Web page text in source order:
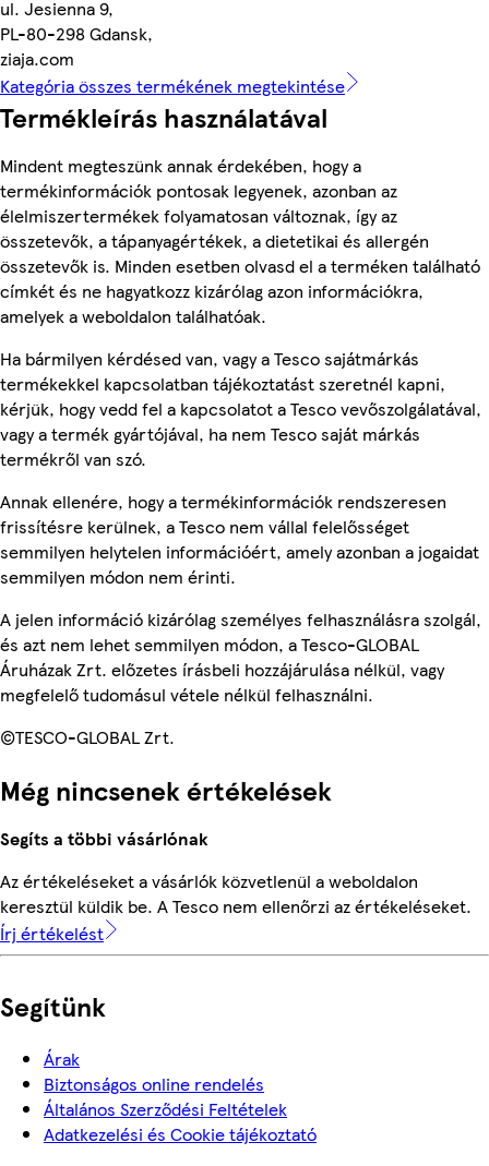
ul. Jesienna 9,
PL-80-298 Gdansk,
ziaja.com
Kategória összes termékének megtekintése
Termékleírás használatával
Mindent megteszünk annak érdekében, hogy a
termékinformációk pontosak legyenek, azonban az
élelmiszertermékek folyamatosan változnak, így az
összetevők, a tápanyagértékek, a dietetikai és allergén
összetevők is. Minden esetben olvasd el a terméken található
címkét és ne hagyatkozz kizárólag azon információkra,
amelyek a weboldalon találhatóak.
Ha bármilyen kérdésed van, vagy a Tesco sajátmárkás
termékekkel kapcsolatban tájékoztatást szeretnél kapni,
kérjük, hogy vedd fel a kapcsolatot a Tesco vevőszolgálatával,
vagy a termék gyártójával, ha nem Tesco saját márkás
termékről van szó.
Annak ellenére, hogy a termékinformációk rendszeresen
frissítésre kerülnek, a Tesco nem vállal felelősséget
semmilyen helytelen információért, amely azonban a jogaidat
semmilyen módon nem érinti.
A jelen információ kizárólag személyes felhasználásra szolgál,
és azt nem lehet semmilyen módon, a Tesco-GLOBAL
Áruházak Zrt. előzetes írásbeli hozzájárulása nélkül, vagy
megfelelő tudomásul vétele nélkül felhasználni.
©TESCO-GLOBAL Zrt.
Még nincsenek értékelések
Segíts a többi vásárlónak
Az értékeléseket a vásárlók közvetlenül a weboldalon
keresztül küldik be. A Tesco nem ellenőrzi az értékeléseket.
Írj értékelést
Segítünk
Árak
Biztonságos online rendelés
Általános Szerződési Feltételek
Adatkezelési és Cookie tájékoztató